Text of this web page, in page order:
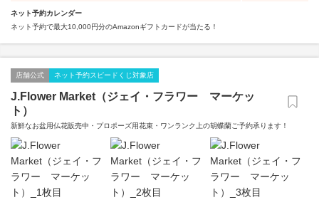
ネット予約カレンダー
ネット予約で最大10,000円分のAmazonギフトカードが当たる！
店舗公式 ネット予約スピードくじ対象店
J.Flower Market（ジェイ・フラワー マーケッ
ト）
新鮮なお盆用仏花販売中・プロポーズ用花束・ワンランク上の胡蝶蘭ご予約承ります！